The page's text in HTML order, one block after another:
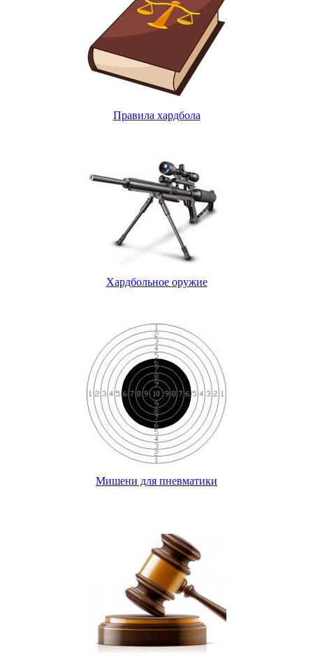
Правила хардбола
Хардбольное оружие
Мишени для пневматики